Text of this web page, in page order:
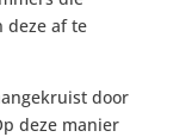
deze af te
door
deze manier